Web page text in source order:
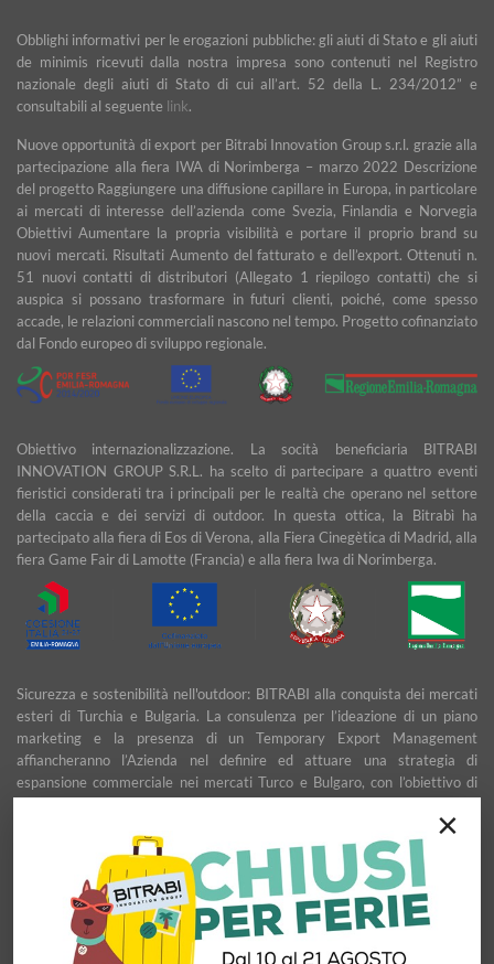
×
Obblighi informativi per le erogazioni pubbliche: gli aiuti di Stato e gli aiuti
de minimis ricevuti dalla nostra impresa sono contenuti nel Registro
nazionale degli aiuti di Stato di cui all’art. 52 della L. 234/2012” e
consultabili al seguente link.
Nuove opportunità di export per Bitrabi Innovation Group s.r.l. grazie alla
partecipazione alla fiera IWA di Norimberga – marzo 2022 Descrizione
del progetto Raggiungere una diffusione capillare in Europa, in particolare
ai mercati di interesse dell’azienda come Svezia, Finlandia e Norvegia
Obiettivi Aumentare la propria visibilità e portare il proprio brand su
nuovi mercati. Risultati Aumento del fatturato e dell’export. Ottenuti n.
51 nuovi contatti di distributori (Allegato 1 riepilogo contatti) che si
auspica si possano trasformare in futuri clienti, poiché, come spesso
accade, le relazioni commerciali nascono nel tempo. Progetto cofinanziato
dal Fondo europeo di sviluppo regionale.
Obiettivo internazionalizzazione. La socità beneficiaria BITRABI
INNOVATION GROUP S.R.L. ha scelto di partecipare a quattro eventi
fieristici considerati tra i principali per le realtà che operano nel settore
della caccia e dei servizi di outdoor. In questa ottica, la Bitrabì ha
partecipato alla fiera di Eos di Verona, alla Fiera Cinegètica di Madrid, alla
fiera Game Fair di Lamotte (Francia) e alla fiera Iwa di Norimberga.
Sicurezza e sostenibilità nell'outdoor: BITRABI alla conquista dei mercati
esteri di Turchia e Bulgaria. La consulenza per l’ideazione di un piano
marketing e la presenza di un Temporary Export Management
affiancheranno l’Azienda nel definire ed attuare una strategia di
espansione commerciale nei mercati Turco e Bulgaro, con l’obiettivo di
garantire uno sviluppo stabile e duraturo.